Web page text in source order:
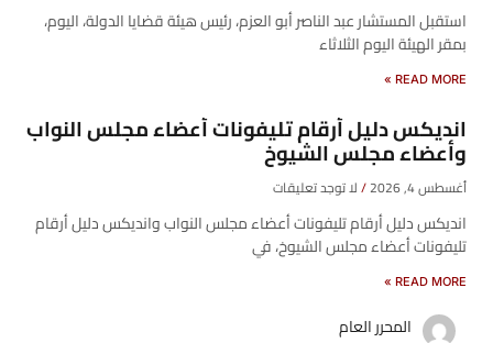
​استقبل المستشار عبد الناصر أبو العزم، رئيس هيئة قضايا الدولة، اليوم،
بمقر الهيئة اليوم الثلاثاء
READ MORE »
انديكس دليل أرقام تليفونات أعضاء مجلس النواب
وأعضاء مجلس الشيوخ
أغسطس 4, 2026 لا توجد تعليقات
انديكس دليل أرقام تليفونات أعضاء مجلس النواب وانديكس دليل أرقام
تليفونات أعضاء مجلس الشيوخ، في
READ MORE »
المحرر العام